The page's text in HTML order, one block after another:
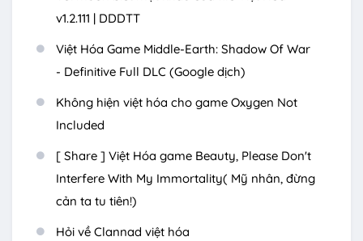
v1.2.111 | DDDTT
Việt Hóa Game Middle-Earth: Shadow Of War
- Definitive Full DLC (Google dịch)
Không hiện việt hóa cho game Oxygen Not
Included
[ Share ] Việt Hóa game Beauty, Please Don't
Interfere With My Immortality( Mỹ nhân, đừng
cản ta tu tiên!)
Hỏi về Clannad việt hóa